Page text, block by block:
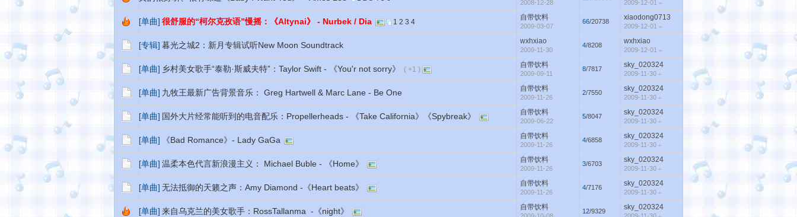
2008-12-28 2009-12-01 »
[单曲] 很舒服的“柯尔克孜语”慢摇：《Altynai》 - Nurbek / Dia 1 2 3 4
自带饮料
2009-03-07
66/20738 xiaodong0713
2009-12-01 »
[专辑] 暮光之城2：新月专辑试听New Moon Soundtrack wxhxiao
2009-11-30
4/8208 wxhxiao
2009-12-01 »
[单曲] 乡村美女歌手“泰勒·斯威夫特”：Taylor Swift - 《You'r not sorry》 ( +1 )
自带饮料
2009-09-11
8/7817 sky_020324
2009-11-30 »
[单曲] 九牧王最新广告背景音乐： Greg Hartwell & Marc Lane - Be One 自带饮料
2009-11-26
2/7550 sky_020324
2009-11-30 »
[单曲] 国外大片经常能听到的电音配乐：Propellerheads - 《Take California》《Spybreak》 自带饮料
2009-06-22
5/8047 sky_020324
2009-11-30 »
[单曲] 《Bad Romance》- Lady GaGa 自带饮料
2009-11-26
4/6858 sky_020324
2009-11-30 »
[单曲] 温柔本色代言新浪漫主义： Michael Buble - 《Home》 自带饮料
2009-11-26
3/6703 sky_020324
2009-11-30 »
[单曲] 无法抵御的天籁之声：Amy Diamond -《Heart beats》 自带饮料
2009-11-26
4/7176 sky_020324
2009-11-30 »
[单曲] 来自乌克兰的美女歌手：RossTallanma -《night》 自带饮料 12/9329 sky_020324